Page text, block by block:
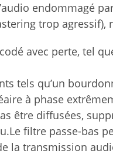
endommagé
trop agressif),
avec perte, tel
tels qu’un
à phase
être diffusées,
filtre passe-bas
la transmission